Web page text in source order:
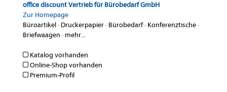
office discount Vertrieb für Bürobedarf GmbH
Zur Homepage
Büroartikel· Druckerpapier· Bürobedarf· Konferenztische·
Briefwaagen · mehr...
Katalog vorhanden
Online-Shop vorhanden
Premium-Profil